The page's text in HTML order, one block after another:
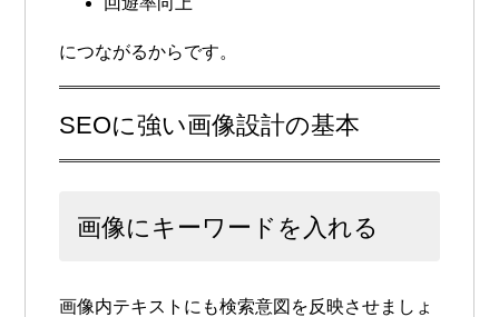
につながるからです。
SEOに強い画像設計の基本
画像にキーワードを入れる
画像内テキストにも検索意図を反映させましょ